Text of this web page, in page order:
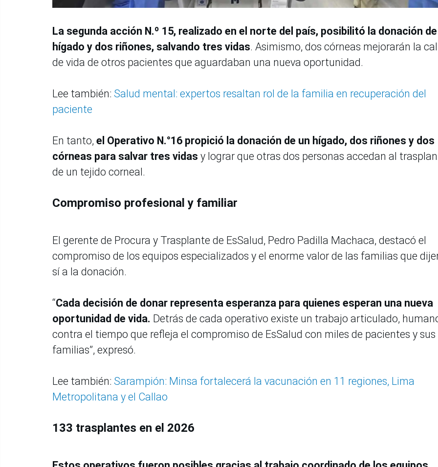
La segunda acción N.º 15, realizado en el norte del país, posibilitó la donación
hígado y dos riñones, salvando tres vidas. Asimismo, dos córneas mejorarán la
de vida de otros pacientes que aguardaban una nueva oportunidad.
Lee también: Salud mental: expertos resaltan rol de la familia en recuperación del
paciente
En tanto, el Operativo N.°16 propició la donación de un hígado, dos riñones y dos
córneas para salvar tres vidas y lograr que otras dos personas accedan al
de un tejido corneal.
Compromiso profesional y familiar
El gerente de Procura y Trasplante de EsSalud, Pedro Padilla Machaca, destacó el
compromiso de los equipos especializados y el enorme valor de las familias que
sí a la donación.
“Cada decisión de donar representa esperanza para quienes esperan una nueva
oportunidad de vida. Detrás de cada operativo existe un trabajo articulado,
contra el tiempo que refleja el compromiso de EsSalud con miles de pacientes y sus
familias”, expresó.
Lee también: Sarampión: Minsa fortalecerá la vacunación en 11 regiones, Lima
Metropolitana y el Callao
133 trasplantes en el 2026